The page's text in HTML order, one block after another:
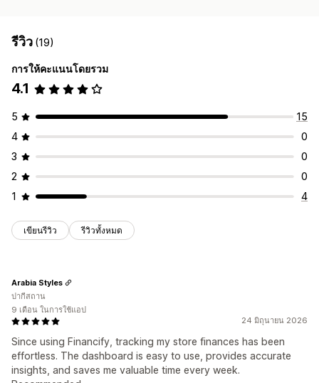
รีวิว (19)
การให้คะแนนโดยรวม
4.1
5
15
4
0
3
0
2
0
1
4
เขียนรีวิว รีวิวทั้งหมด
24 มิถุนายน 2026
Since using Financify, tracking my store finances has been
effortless. The dashboard is easy to use, provides accurate
insights, and saves me valuable time every week.
Arabia Styles
ปากีสถาน
9 เดือน ในการใช้แอป